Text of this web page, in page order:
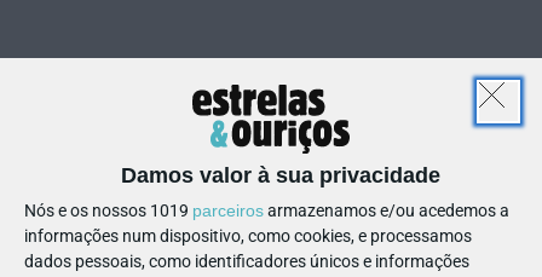
Damos valor à sua privacidade
Nós e os nossos 1019 parceirosarmazenamos e/ou acedemos a
informações num dispositivo, como cookies, e processamos
dados pessoais, como identificadores únicos e informações